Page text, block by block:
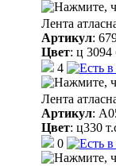
Лента
Артикул:
Цвет: ц 3094
4
Лента
Артикул:
Цвет: ц330
0